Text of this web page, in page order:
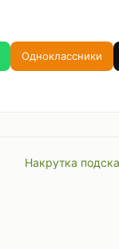
Одноклассники
Накрутка